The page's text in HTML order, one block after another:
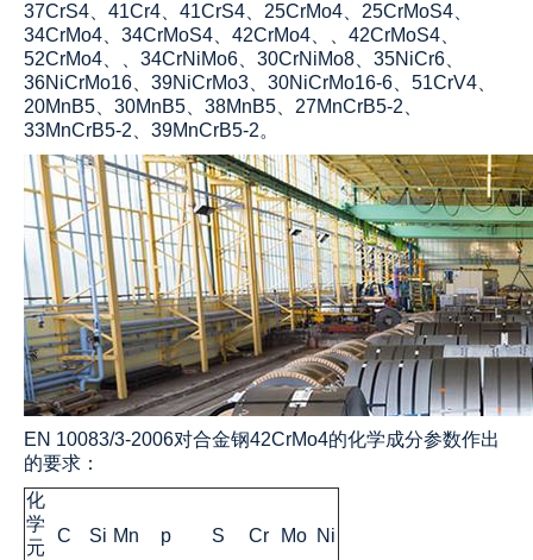
37CrS4、41Cr4、41CrS4、25CrMo4、25CrMoS4、
34CrMo4、34CrMoS4、42CrMo4、、42CrMoS4、
52CrMo4、、34CrNiMo6、30CrNiMo8、35NiCr6、
36NiCrMo16、39NiCrMo3、30NiCrMo16-6、51CrV4、
20MnB5、30MnB5、38MnB5、27MnCrB5-2、
33MnCrB5-2、39MnCrB5-2。
EN 10083/3-2006对合金钢42CrMo4的化学成分参数作出
的要求：
化
学
元
C Si Mn p S Cr Mo Ni